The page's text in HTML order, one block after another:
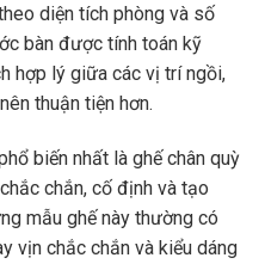
diện tích phòng và số
bàn được tính toán kỹ
hợp lý giữa các vị trí ngồi,
thuận tiện hơn.
biến nhất là ghế chân quỳ
chắn, cố định và tạo
mẫu ghế này thường có
vịn chắc chắn và kiểu dáng